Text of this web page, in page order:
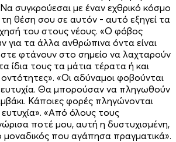
συγκρούεσαι με έναν εχθρικό κόσμο
θέση σου σε αυτόν - αυτό εξηγεί τα
του στους νέους. «Ο φόβος
τα άλλα ανθρώπινα όντα είναι
φτάνουν στο σημείο να λαχταρούν
ίδια τους τα μάτια τέρατα ή και
«Οι αδύναμοι φοβούνται
Θα μπορούσαν να πληγωθούν
Κάποιες φορές πληγώνονται
«Από όλους τους
ποτέ μου, αυτή η δυστυχισμένη,
μοναδικός που αγάπησα πραγματικά».